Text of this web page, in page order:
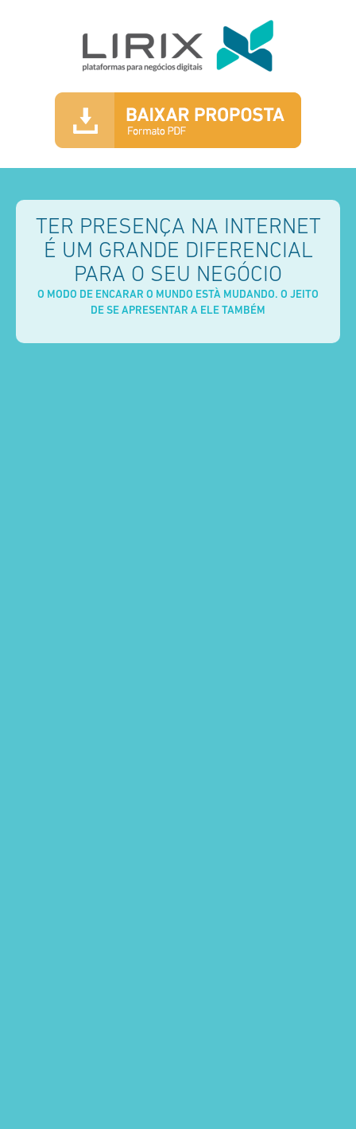
TER PRESENÇA NA INTERNET
É UM GRANDE DIFERENCIAL
PARA O SEU NEGÓCIO
O MODO DE ENCARAR O MUNDO ESTÀ MUDANDO. O JEITO
DE SE APRESENTAR A ELE TAMBÉM